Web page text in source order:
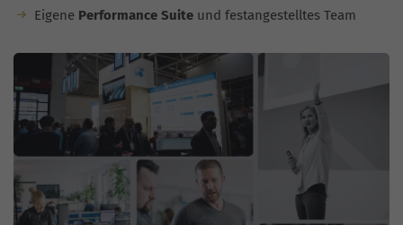
Eigene Performance Suiteund festangestelltes Team